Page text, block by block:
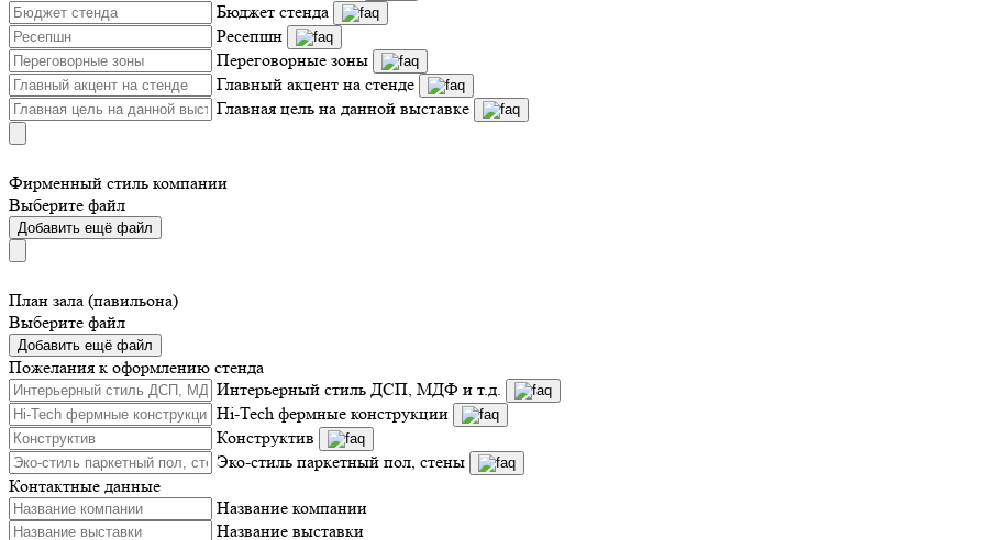
Бюджет стенда
Ресепшн
Переговорные зоны
Главный акцент на стенде
Главная цель на данной выставке
Фирменный стиль компании
Выберите файл
Добавить ещё файл
План зала (павильона)
Выберите файл
Добавить ещё файл
Пожелания к оформлению стенда
Интерьерный стиль ДСП, МДФ и т.д.
Hi-Tech фермные конструкции
Конструктив
Эко-стиль паркетный пол, стены
Контактные данные
Название компании
Название выставки